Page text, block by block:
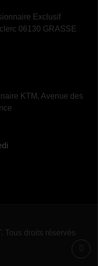
Exclusif
06130 GRASSE
KTM, Avenue des
Tous droits réservés